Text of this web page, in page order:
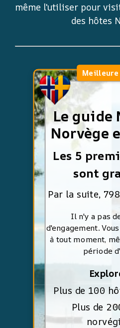
même l'utiliser pour
des hôtes
Le
Norvège
Les 5
sont
Par la suite,
Il n'y a pas
d'engagement.
à tout moment,
période
Plus de 100
Plus de